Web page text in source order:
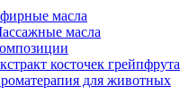
масла
масла
косточек грейпфрута
для животных